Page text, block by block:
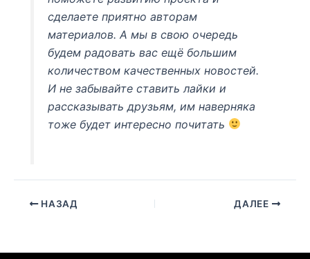
сделаете приятно авторам
материалов. А мы в свою очередь
будем радовать вас ещё большим
количеством качественных новостей.
И не забывайте ставить лайки и
рассказывать друзьям, им наверняка
тоже будет интересно почитать
НАЗАД ДАЛЕЕ